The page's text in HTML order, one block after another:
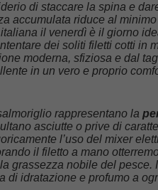
di staccare la spina e
accumulata riduce al
il venerdì è il giorno
dei soliti filetti cotti in
moderna, sfiziosa e dal
in un vero e proprio
rappresentano la
asciutte o prive di
l’uso del mixer
il filetto a mano
grassezza nobile del pesce.
di idratazione e profumo a